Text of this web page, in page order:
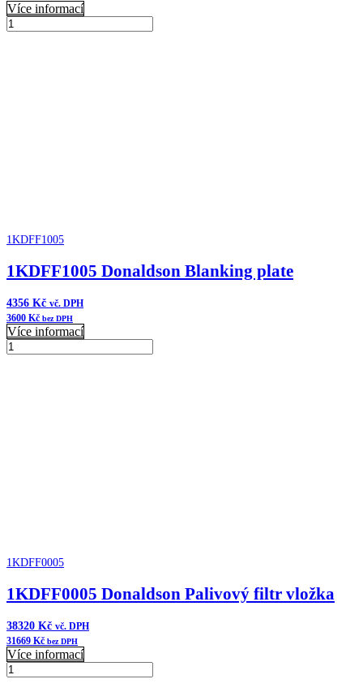
Více informací
B100127
1KDFF1005
1KDFF1005 Donaldson Blanking plate
4356 Kč vč. DPH
3600 Kč bez DPH
Více informací
1KDFF1005
1KDFF0005
1KDFF0005 Donaldson Palivový filtr vložka
38320 Kč vč. DPH
31669 Kč bez DPH
Více informací
1KDFF0005